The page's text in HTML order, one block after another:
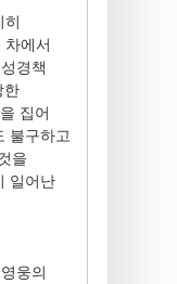
히
차에서
경책
한
집어
불구하고
을
일어난
웅의